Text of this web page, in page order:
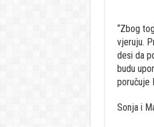
“Zbog
vjeruju.
desi da
budu
poručuje
Sonja i